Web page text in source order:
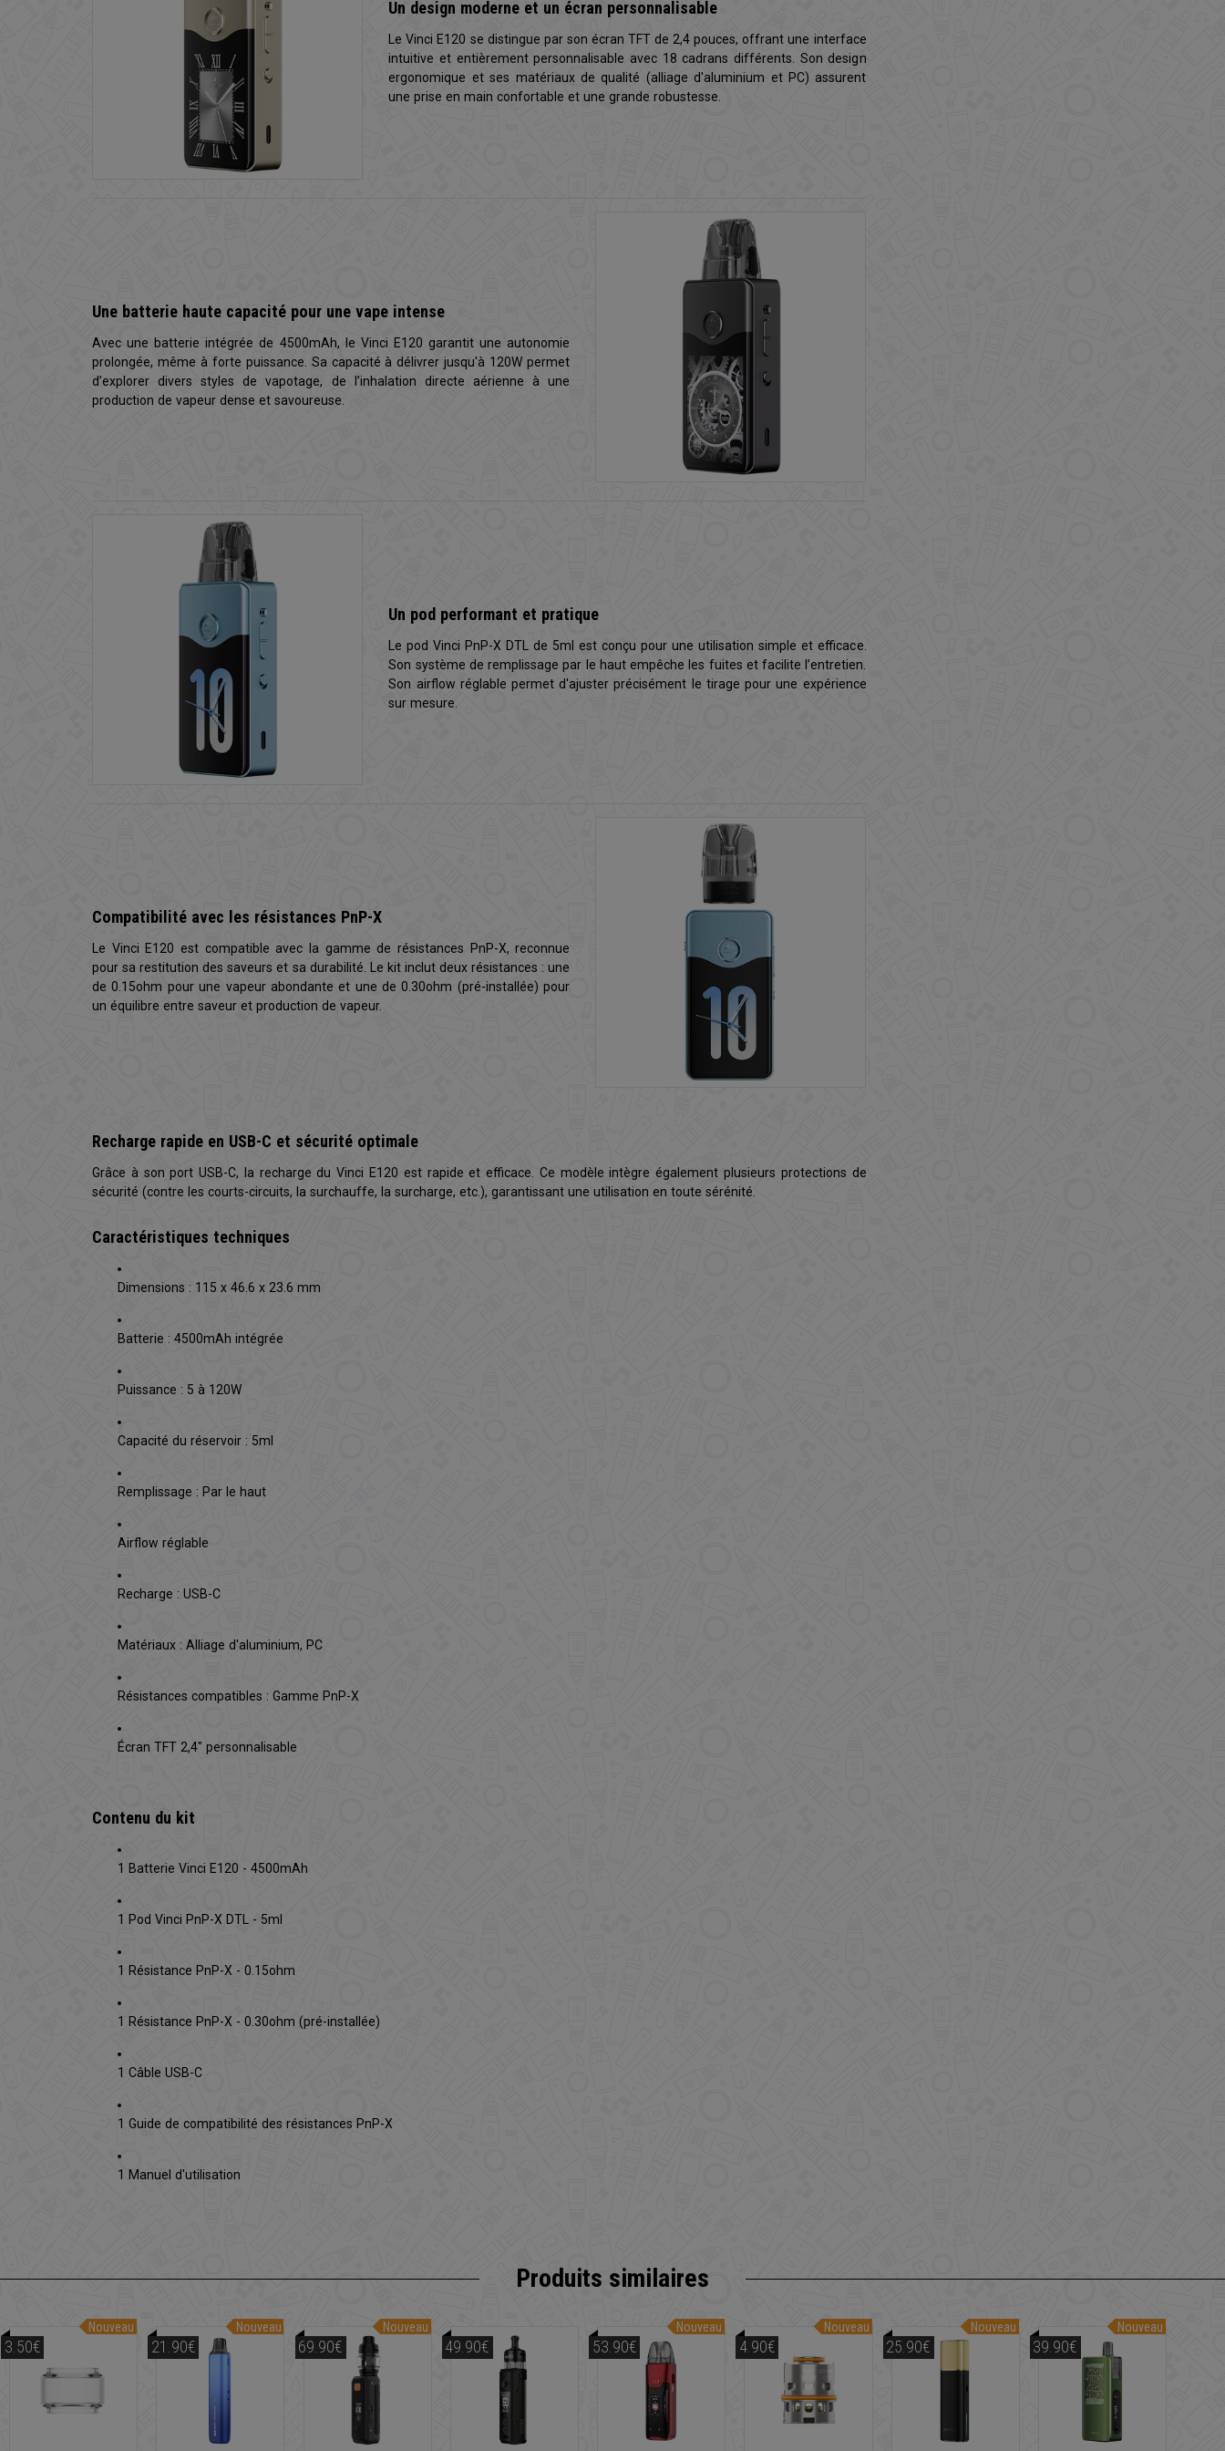
Un design moderne et un écran personnalisable
Le Vinci E120 se distingue par son écran TFT de 2,4 pouces, offrant une interface
intuitive et entièrement personnalisable avec 18 cadrans différents. Son design
ergonomique et ses matériaux de qualité (alliage d'aluminium et PC) assurent
une prise en main confortable et une grande robustesse.
Une batterie haute capacité pour une vape intense
Avec une batterie intégrée de 4500mAh, le Vinci E120 garantit une autonomie
prolongée, même à forte puissance. Sa capacité à délivrer jusqu'à 120W permet
d’explorer divers styles de vapotage, de l’inhalation directe aérienne à une
production de vapeur dense et savoureuse.
Un pod performant et pratique
Le pod Vinci PnP-X DTL de 5ml est conçu pour une utilisation simple et efficace.
Son système de remplissage par le haut empêche les fuites et facilite l’entretien.
Son airflow réglable permet d'ajuster précisément le tirage pour une expérience
sur mesure.
Compatibilité avec les résistances PnP-X
Le Vinci E120 est compatible avec la gamme de résistances PnP-X, reconnue
pour sa restitution des saveurs et sa durabilité. Le kit inclut deux résistances : une
de 0.15ohm pour une vapeur abondante et une de 0.30ohm (pré-installée) pour
un équilibre entre saveur et production de vapeur.
Recharge rapide en USB-C et sécurité optimale
Grâce à son port USB-C, la recharge du Vinci E120 est rapide et efficace. Ce modèle intègre également plusieurs protections de
sécurité (contre les courts-circuits, la surchauffe, la surcharge, etc.), garantissant une utilisation en toute sérénité.
Caractéristiques techniques
Dimensions : 115 x 46.6 x 23.6 mm
Batterie : 4500mAh intégrée
Puissance : 5 à 120W
Capacité du réservoir : 5ml
Remplissage : Par le haut
Airflow réglable
Recharge : USB-C
Matériaux : Alliage d'aluminium, PC
Résistances compatibles : Gamme PnP-X
Écran TFT 2,4" personnalisable
Contenu du kit
1 Batterie Vinci E120 - 4500mAh
1 Pod Vinci PnP-X DTL - 5ml
1 Résistance PnP-X - 0.15ohm
1 Résistance PnP-X - 0.30ohm (pré-installée)
1 Câble USB-C
1 Guide de compatibilité des résistances PnP-X
1 Manuel d'utilisation
Produits similaires
Nouveau
3.50€
Nouveau
21.90€
Nouveau
69.90€ 49.90€
Nouveau
53.90€
Nouveau
4.90€
Nouveau
25.90€
Nouveau
39.90€